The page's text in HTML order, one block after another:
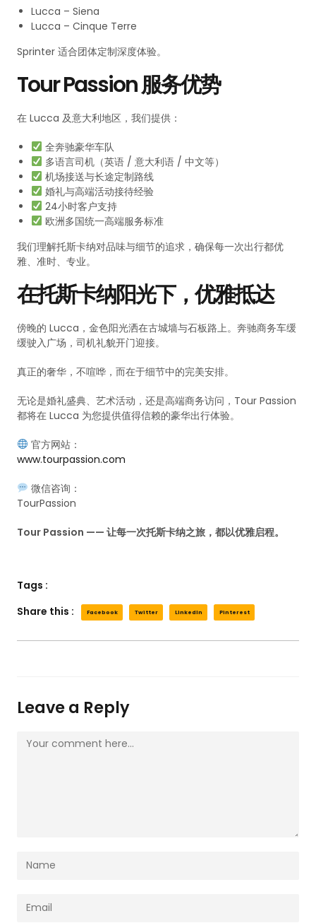
Lucca – Siena
Lucca – Cinque Terre
Sprinter 适合团体定制深度体验。
Tour Passion 服务优势
在 Lucca 及意大利地区，我们提供：
全奔驰豪华车队
多语言司机（英语 / 意大利语 / 中文等）
机场接送与长途定制路线
婚礼与高端活动接待经验
24小时客户支持
欧洲多国统一高端服务标准
我们理解托斯卡纳对品味与细节的追求，确保每一次出行都优
雅、准时、专业。
在托斯卡纳阳光下，优雅抵达
傍晚的 Lucca，金色阳光洒在古城墙与石板路上。奔驰商务车缓
缓驶入广场，司机礼貌开门迎接。
真正的奢华，不喧哗，而在于细节中的完美安排。
无论是婚礼盛典、艺术活动，还是高端商务访问，Tour Passion
都将在 Lucca 为您提供值得信赖的豪华出行体验。
官方网站：
www.tourpassion.com
微信咨询：
TourPassion
Tour Passion —— 让每一次托斯卡纳之旅，都以优雅启程。
Tags :
Share this :
Facebook Twitter LinkedIn Pinterest
Leave a Reply